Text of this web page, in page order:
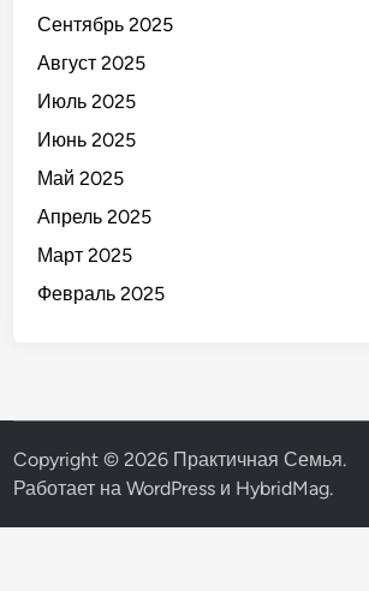
Сентябрь 2025
Август 2025
Июль 2025
Июнь 2025
Май 2025
Апрель 2025
Март 2025
Февраль 2025
Copyright © 2026 Практичная Семья.
Работает наWordPress и HybridMag.